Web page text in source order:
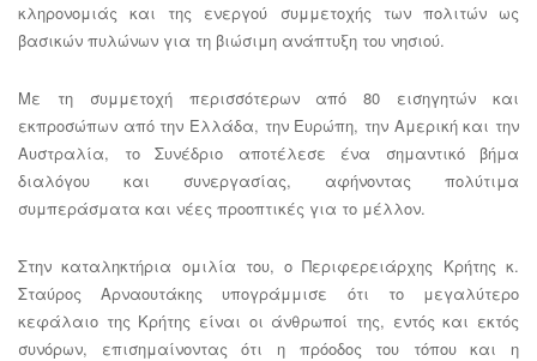
κληρονομιάς και της ενεργού συμμετοχής των πολιτών ως
βασικών πυλώνων για τη βιώσιμη ανάπτυξη του νησιού.
Με τη συμμετοχή περισσότερων από 80 εισηγητών και
εκπροσώπων από την Ελλάδα, την Ευρώπη, την Αμερική και την
Αυστραλία, το Συνέδριο αποτέλεσε ένα σημαντικό βήμα
διαλόγου και συνεργασίας, αφήνοντας πολύτιμα
συμπεράσματα και νέες προοπτικές για το μέλλον.
Στην καταληκτήρια ομιλία του, ο Περιφερειάρχης Κρήτης κ.
Σταύρος Αρναουτάκης υπογράμμισε ότι το μεγαλύτερο
κεφάλαιο της Κρήτης είναι οι άνθρωποί της, εντός και εκτός
συνόρων, επισημαίνοντας ότι η πρόοδος του τόπου και η